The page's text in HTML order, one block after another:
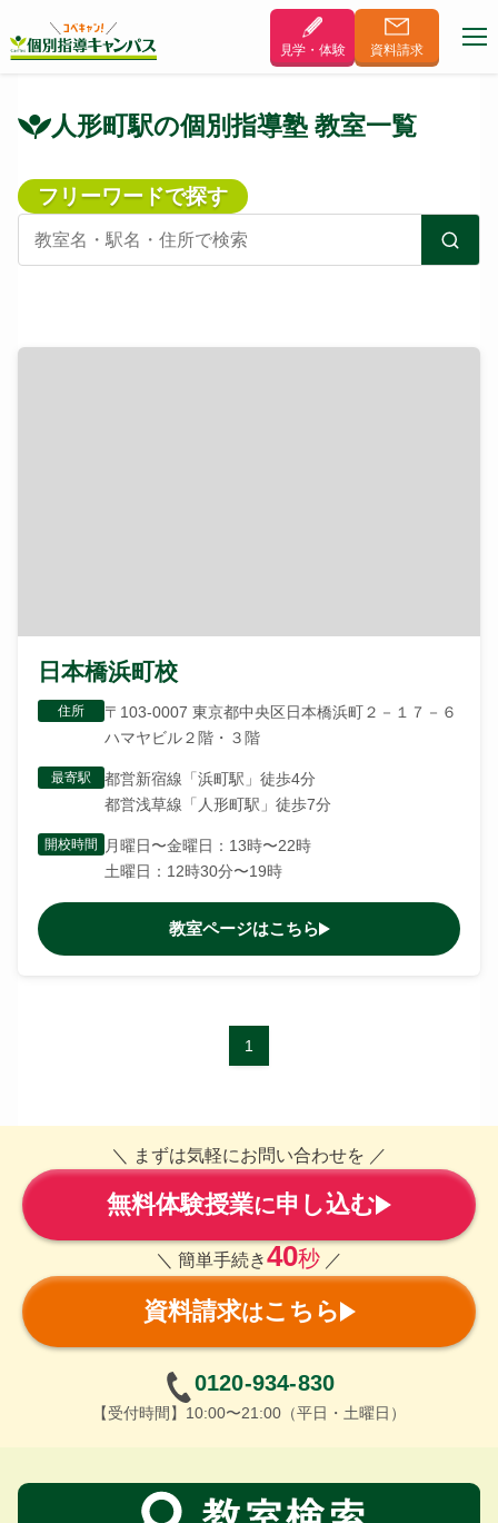
見学・体験 資料請求
人形町駅の個別指導塾 教室一覧
フリーワードで探す
日本橋浜町校
住所
〒103-0007 東京都中央区日本橋浜町２－１７－６
ハマヤビル２階・３階
最寄駅
都営新宿線「浜町駅」徒歩4分
都営浅草線「人形町駅」徒歩7分
開校時間
月曜日〜金曜日：13時〜22時
土曜日：12時30分〜19時
教室ページはこちら
1
＼ まずは気軽にお問い合わせを ／
無料体験授業に申し込む
＼ 簡単手続き40秒 ／
資料請求はこちら
0120-934-830
【受付時間】10:00〜21:00（平日・土曜日）